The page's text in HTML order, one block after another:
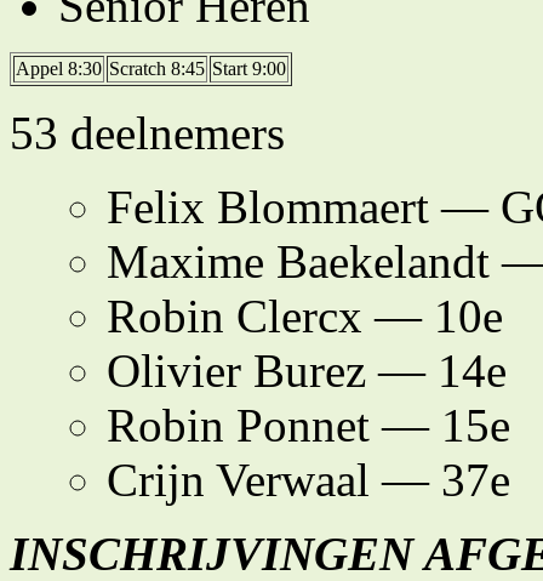
Appel 8:30 Scratch 8:45 Start 9:00
53 deelnemers
Felix Blommaert —
Maxime Baekelandt
Robin Clercx — 10e
Olivier Burez — 14e
Robin Ponnet — 15e
Crijn Verwaal — 37e
INSCHRIJVINGEN